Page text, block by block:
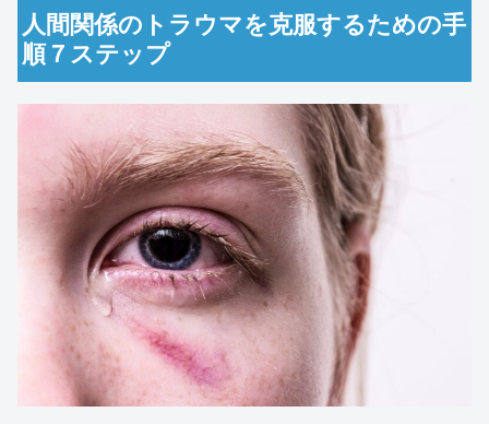
人間関係のトラウマを克服するための手
順７ステップ